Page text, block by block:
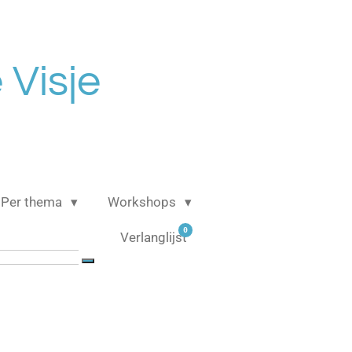
Per thema Workshops
0
Verlanglijst